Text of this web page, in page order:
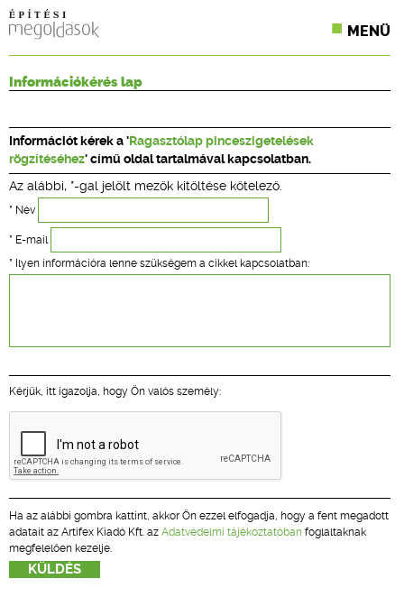
MENÜ
CPR TERMÉKKIÍRÁS
ÉPÍTÉSI JOG
ONLINE KÉPZÉSEK
TERVEZÉSI SEGÉDLETEK
Információkérés lap
Információt kérek a ' Ragasztólap pinceszigetelések
rögzítéséhez' című oldal tartalmával kapcsolatban.
Az alábbi, *-gal jelölt mezők kitöltése kötelező.
* Név
* E-mail
* Ilyen információra lenne szükségem a cikkel kapcsolatban:
Kérjük, itt igazolja, hogy Ön valós személy:
Ha az alábbi gombra kattint, akkor Ön ezzel elfogadja, hogy a fent megadott
adatait az Artifex Kiadó Kft. az Adatvédelmi tájékoztatóban foglaltaknak
megfelelően kezelje.